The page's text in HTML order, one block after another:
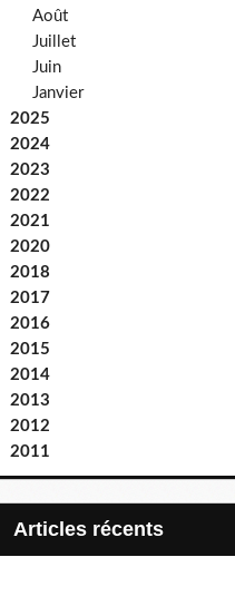
Août
Juillet
Juin
Janvier
2025
2024
2023
2022
2021
2020
2018
2017
2016
2015
2014
2013
2012
2011
articles récents